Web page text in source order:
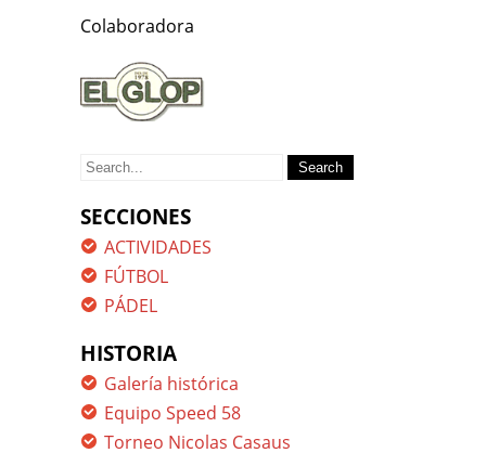
Colaboradora
Search
SECCIONES
ACTIVIDADES
FÚTBOL
PÁDEL
HISTORIA
Galería histórica
Equipo Speed 58
Torneo Nicolas Casaus